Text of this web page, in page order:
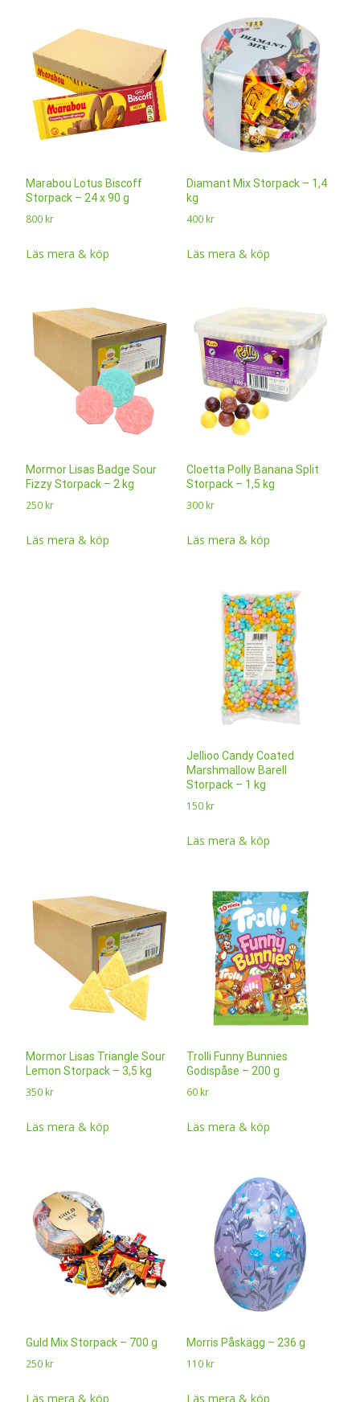
Marabou Lotus Biscoff
Storpack – 24 x 90 g
800 kr
Läs mera & köp
Diamant Mix Storpack – 1,4
kg
400 kr
Läs mera & köp
Mormor Lisas Badge Sour
Fizzy Storpack – 2 kg
250 kr
Läs mera & köp
Cloetta Polly Banana Split
Storpack – 1,5 kg
300 kr
Läs mera & köp
Jellioo Candy Coated
Marshmallow Barell
Storpack – 1 kg
150 kr
Läs mera & köp
Mormor Lisas Triangle Sour
Lemon Storpack – 3,5 kg
350 kr
Läs mera & köp
Trolli Funny Bunnies
Godispåse – 200 g
60 kr
Läs mera & köp
Guld Mix Storpack – 700 g
250 kr
Läs mera & köp
Morris Påskägg – 236 g
110 kr
Läs mera & köp